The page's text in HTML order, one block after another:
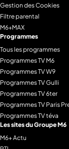
Gestion des Cookies
Filtre parental
M6+MAX
Programmes
Tous les programmes
Programmes TV M6
Programmes TV W9
Programmes TV Gulli
Programmes TV 6ter
Programmes TV Paris
Programmes TV téva
Les sites du Groupe M6
M6+ Actu